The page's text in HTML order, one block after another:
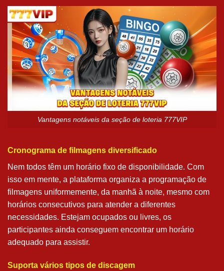
Vantagens notáveis da seção de loteria 777VIP
Cronograma de filmagens diversificado
Nem todos têm um horário fixo de disponibilidade. Com
isso em mente, a plataforma organiza a programação de
filmagens uniformemente, da manhã à noite, mesmo com
horários consecutivos para atender a diferentes
necessidades. Estejam ocupados ou livres, os
participantes ainda conseguem encontrar um horário
adequado para assistir.
Suporta vários tipos de discagem